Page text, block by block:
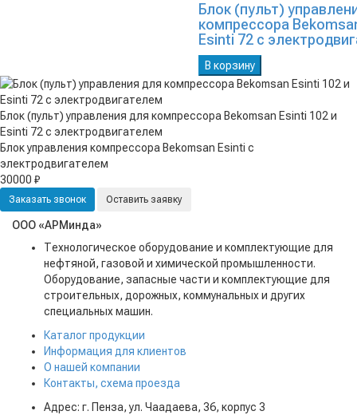
Блок (пульт)
компрессора
Esinti 72 с
В корзину
Блок (пульт) управления для компрессора Bekomsan Esinti 102 и
Esinti 72 с электродвигателем
Блок управления компрессора Bekomsan Esinti с
электродвигателем
30000 ₽
Заказать звонок Оставить заявку
ООО «АРМинда»
Технологическое оборудование и комплектующие для
нефтяной, газовой и химической промышленности.
Оборудование, запасные части и комплектующие для
строительных, дорожных, коммунальных и других
специальных машин.
Каталог продукции
Информация для клиентов
О нашей компании
Контакты, схема проезда
Адрес: г. Пенза, ул. Чаадаева, 36, корпус 3